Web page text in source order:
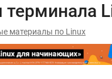
материалы по Linux